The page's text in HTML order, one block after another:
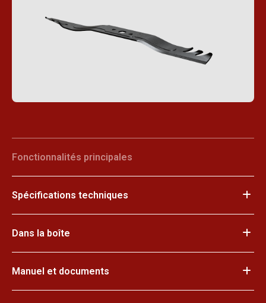
Fonctionnalités principales
Spécifications techniques
Dans la boîte
Manuel et documents